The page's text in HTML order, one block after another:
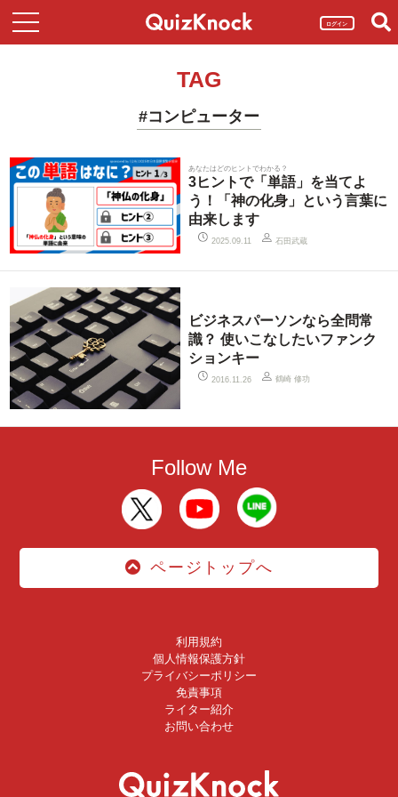
ログイン
TAG
#コンピューター
あなたはどのヒントでわかる？
3ヒントで「単語」を当てよ
う！「神の化身」という言葉に
由来します
2025.09.11 石田武蔵
ビジネスパーソンなら全問常
識？ 使いこなしたいファンク
ションキー
2016.11.26 鶴崎 修功
Follow Me
ページトップへ
利用規約
個人情報保護方針
プライバシーポリシー
免責事項
ライター紹介
お問い合わせ